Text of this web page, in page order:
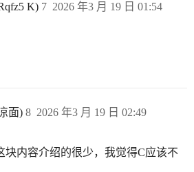
K) 2026 年3 月 19 日 01:54
7
面) 2026 年3 月 19 日 02:49
8
块内容介绍的很少，我觉得C应该不